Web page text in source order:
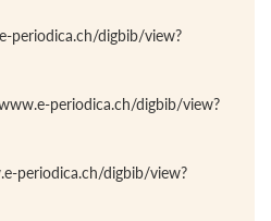
periodica.ch/digbib/view?
periodica.ch/digbib/view?
periodica.ch/digbib/view?